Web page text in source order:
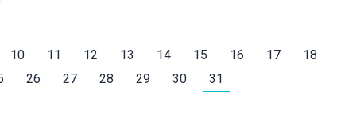
10 11 12 13 14 15 16 17
18
26 27 28 29 30 31